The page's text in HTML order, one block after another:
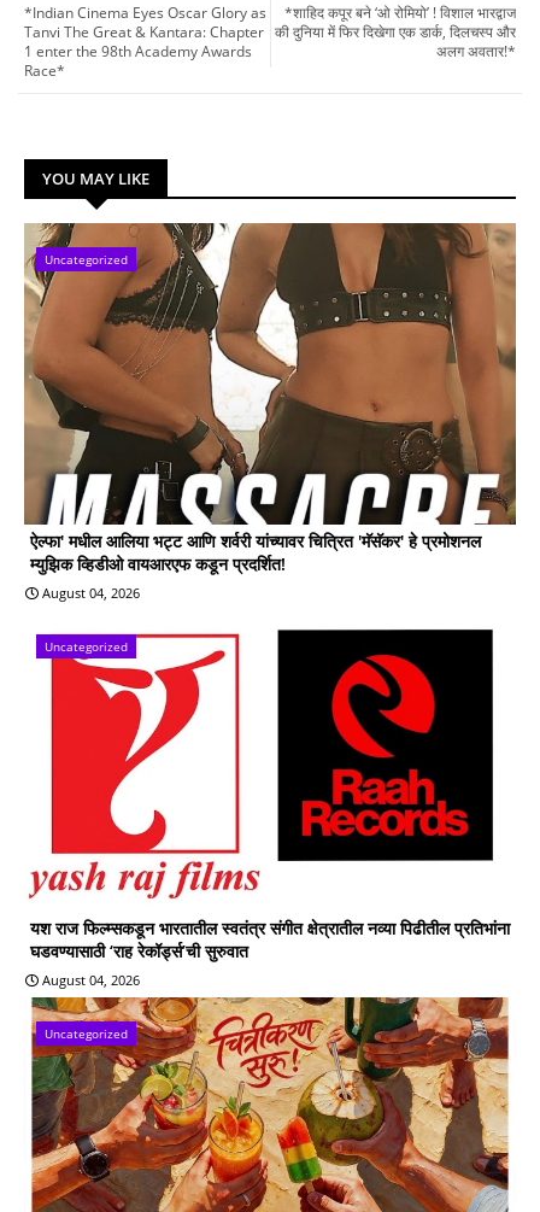
*शाहिद कपूर बने ‘ओ रोमियो’ ! विशाल भारद्वाज
की दुनिया में फिर दिखेगा एक डार्क, दिलचस्प और
अलग अवतार!*
*Indian Cinema Eyes Oscar Glory as
Tanvi The Great & Kantara: Chapter
1 enter the 98th Academy Awards
Race*
YOU MAY LIKE
Uncategorized
ऐल्फा' मधील आलिया भट्ट आणि शर्वरी यांच्यावर चित्रित 'मॅसॅकर' हे प्रमोशनल
म्युझिक व्हिडीओ वायआरएफ कडून प्रदर्शित!
August 04, 2026
Uncategorized
यश राज फिल्म्सकडून भारतातील स्वतंत्र संगीत क्षेत्रातील नव्या पिढीतील प्रतिभांना
घडवण्यासाठी ‘राह रेकॉर्ड्स’ची सुरुवात
August 04, 2026
Uncategorized